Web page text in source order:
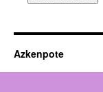
Azkenpote